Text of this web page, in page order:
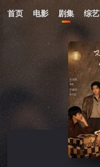
首页 电影 剧集 综艺
我的观影记录
暂无观看